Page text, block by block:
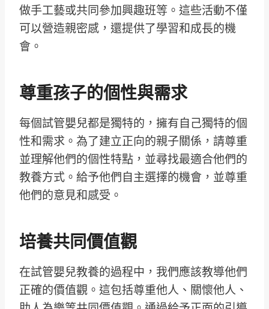
做手工藝或共同參加興趣班等。這些活動不僅
可以營造親密感，還提供了學習和成長的機
會。
尊重孩子的個性與需求
每個試管嬰兒都是獨特的，擁有自己獨特的個
性和需求。為了建立正向的親子關係，請尊重
並理解他們的個性特點，並尋找最適合他們的
教養方式。給予他們自主選擇的機會，並尊重
他們的意見和感受。
培養共同價值觀
在試管嬰兒教養的過程中，我們應該教導他們
正確的價值觀。這包括尊重他人、關懷他人、